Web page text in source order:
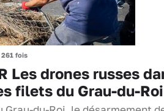
fois
Les drones russes
filets du Grau-du-Roi